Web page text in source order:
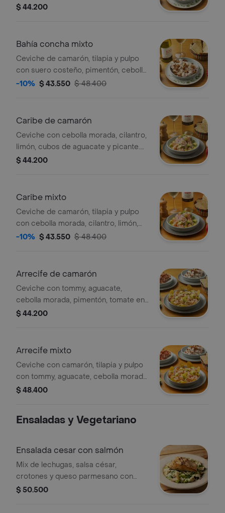
platanito maduro. tamaño a elección.
$ 44.200
Bahía concha mixto
Ceviche de camarón, tilapia y pulpo
con suero costeño, pimentón, cebolla
morada, cilantro y platanito maduro.
-10% $ 43.550 $ 48.400
Caribe de camarón
Ceviche con cebolla morada, cilantro,
limón, cubos de aguacate y picante.
tamaño a elección.
$ 44.200
Caribe mixto
Ceviche de camarón, tilapia y pulpo
con cebolla morada, cilantro, limón,
cubos de aguacate y picante. tamaño
-10% $ 43.550 $ 48.400
Arrecife de camarón
Ceviche con tommy, aguacate,
cebolla morada, pimentón, tomate en
concasse, cilantro, limón y ají rocoto.
$ 44.200
Arrecife mixto
Ceviche con camarón, tilapia y pulpo
con tommy, aguacate, cebolla morada,
pimentón, tomate enconcasse,
$ 48.400
Ensaladas y Vegetariano
Ensalada cesar con salmón
Mix de lechugas, salsa césar,
crotones y queso parmesano con
salmón parrillado.
$ 50.500